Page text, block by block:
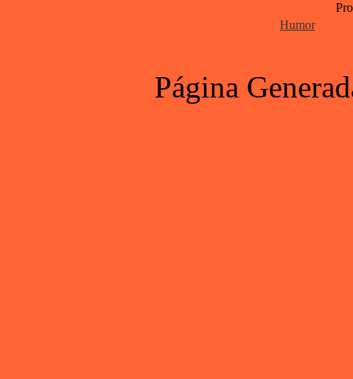
Humor
Página